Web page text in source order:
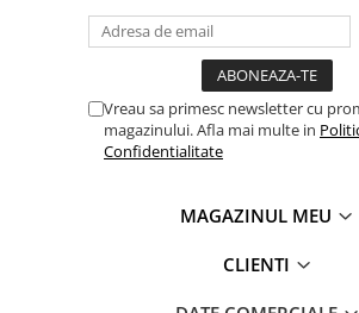
Vreau sa primesc newsletter cu
magazinului. Afla mai multe in
Confidentialitate
MAGAZINUL MEU
CLIENTI